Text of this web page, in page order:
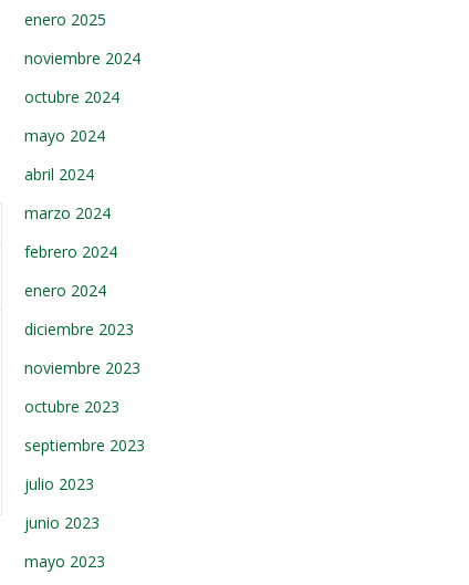
enero 2025
noviembre 2024
octubre 2024
mayo 2024
abril 2024
marzo 2024
febrero 2024
enero 2024
diciembre 2023
noviembre 2023
octubre 2023
septiembre 2023
julio 2023
junio 2023
mayo 2023